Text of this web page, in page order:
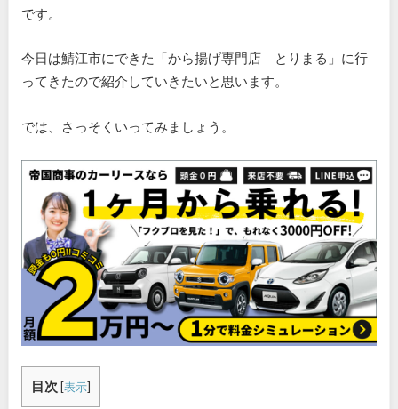
です。
今日は鯖江市にできた「から揚げ専門店 とりまる」に行
ってきたので紹介していきたいと思います。
では、さっそくいってみましょう。
目次 [表示]